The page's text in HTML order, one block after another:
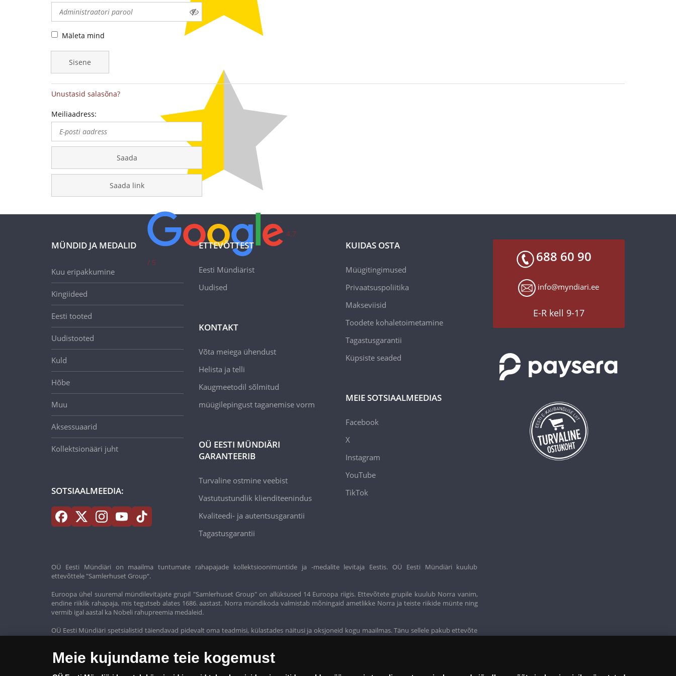
medalite
levitaja
Eestis
4.7
/ 5
Mäleta mind
Sisene
Unustasid salasõna?
Meiliaadress:
Saada
Saada link
MÜNDID JA MEDALID
Kuu eripakkumine
Kingiideed
Eesti tooted
Uudistooted
Kuld
Hõbe
Muu
Aksessuaarid
Kollektsionääri juht
SOTSIAALMEEDIA:
ETTEVÕTTEST
Eesti Mündiärist
Uudised
KONTAKT
Võta meiega ühendust
Helista ja telli
Kaugmeetodil sõlmitud
müügilepingust taganemise vorm
OÜ EESTI MÜNDIÄRI
GARANTEERIB
Turvaline ostmine veebist
Vastutustundlik klienditeenindus
Kvaliteedi- ja autentsusgarantii
Tagastusgarantii
KUIDAS OSTA
Müügitingimused
Privaatsuspoliitika
Makseviisid
Toodete kohaletoimetamine
Tagastusgarantii
Küpsiste seaded
MEIE SOTSIAALMEEDIAS
Facebook
X
Instagram
YouTube
TikTok
688 60 90
info@myndiari.ee
E-R kell 9-17
OÜ Eesti Mündiäri on maailma tuntumate rahapajade kollektsioonimüntide ja -medalite levitaja Eestis. OÜ Eesti Mündiäri kuulub
ettevõttele "Samlerhuset Group“.
Euroopa ühel suuremal mündilevitajate grupil "Samlerhuset Group" on allüksused 14 Euroopa riigis. Ettevõtete grupile kuulub Norra vanim,
endine riiklik rahapaja, mis tegutseb alates 1686. aastast. Norra mündikoda valmistab mõningaid ametlikke Norra ja teiste riikide münte ning
vermib igal aastal ka Nobeli rahupreemia medaleid.
OÜ Eesti Mündiäri spetsialistid täiendavad pidevalt oma teadmisi, külastades näitusi ja oksjoneid kogu maailmas. Tänu sellele pakub ettevõte
Meie kujundame teie kogemust